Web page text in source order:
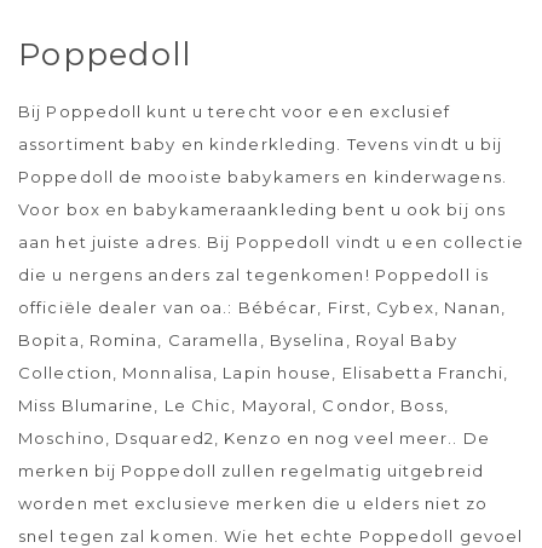
Poppedoll
Bij Poppedoll kunt u terecht voor een exclusief
assortiment baby en kinderkleding. Tevens vindt u bij
Poppedoll de mooiste babykamers en kinderwagens.
Voor box en babykameraankleding bent u ook bij ons
aan het juiste adres. Bij Poppedoll vindt u een collectie
die u nergens anders zal tegenkomen! Poppedoll is
officiële dealer van oa.: Bébécar, First, Cybex, Nanan,
Bopita, Romina, Caramella, Byselina, Royal Baby
Collection, Monnalisa, Lapin house, Elisabetta Franchi,
Miss Blumarine, Le Chic, Mayoral, Condor, Boss,
Moschino, Dsquared2, Kenzo en nog veel meer.. De
merken bij Poppedoll zullen regelmatig uitgebreid
worden met exclusieve merken die u elders niet zo
snel tegen zal komen. Wie het echte Poppedoll gevoel